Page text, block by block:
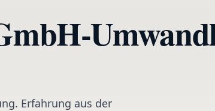
Erfahrung aus der